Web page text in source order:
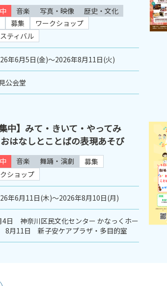
音楽 写真・映像
歴史・文化
募集
ワークショップ
ティバル
年6月5日(金)～2026年8月11日(火)
公会堂
集中】みて・きいて・やってみ
はなしとことばの表現あそび
音楽 舞踊・演劇
募集
ショップ
年6月11日(木)～2026年8月10日(月)
4日 神奈川区民文化センター かなっくホー
8月11日 新子安ケアプラザ・多目的室